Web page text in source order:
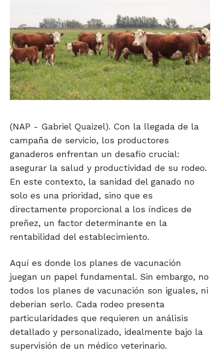
(NAP - Gabriel Quaizel). Con la llegada de la
campaña de servicio, los productores
ganaderos enfrentan un desafío crucial:
asegurar la salud y productividad de su rodeo.
En este contexto, la sanidad del ganado no
solo es una prioridad, sino que es
directamente proporcional a los índices de
preñez, un factor determinante en la
rentabilidad del establecimiento.
Aquí es donde los planes de vacunación
juegan un papel fundamental. Sin embargo, no
todos los planes de vacunación son iguales, ni
deberían serlo. Cada rodeo presenta
particularidades que requieren un análisis
detallado y personalizado, idealmente bajo la
supervisión de un médico veterinario.